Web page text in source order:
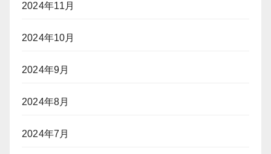
2024年11月
2024年10月
2024年9月
2024年8月
2024年7月